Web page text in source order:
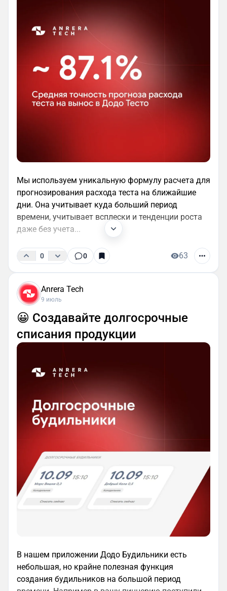
Мы используем уникальную формулу расчета для
прогнозирования расхода теста на ближайшие
дни. Она учитывает куда больший период
времени, учитывает всплески и тенденции роста
даже без учета...
0 0 63
Anrera Tech
9 июль
😀 Создавайте долгосрочные
списания продукции
В нашем приложении Додо Будильники есть
небольшая, но крайне полезная функция
создания будильников на большой период